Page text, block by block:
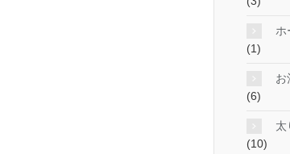
ホ
(1)
お
(6)
太
(10)